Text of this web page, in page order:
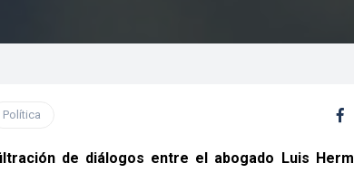
Política
de diálogos entre el abogado Luis